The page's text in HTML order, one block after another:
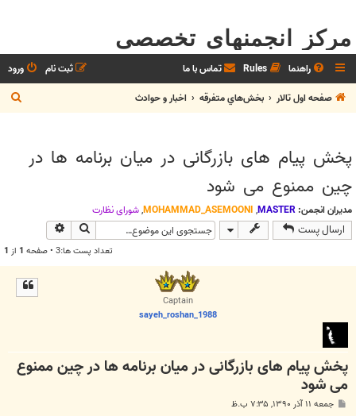
مرکز انجمنهای تخصصی
راهنما Rules تماس با ما ورود
ثبت نام
صفحه اول تالار
بخش‌‌هاي متفرقه اخبار و حوادث
س
پخش پیام های بازرگانی در میان برنامه ها در
چین ممنوع می شود
مدیران انجمن: MASTER
,
MOHAMMAD_ASEMOONI
,شوراي نظارت
ارسال پست جستجو
تعداد پست ها:3 • صفحه 1 از 1
Captain
sayeh_roshan_1988
پخش پیام های بازرگانی در میان برنامه ها در چین ممنوع
می شود
جمعه ۱۱ آذر ۱۳۹۰, ۷:۳۵ ب.ظ